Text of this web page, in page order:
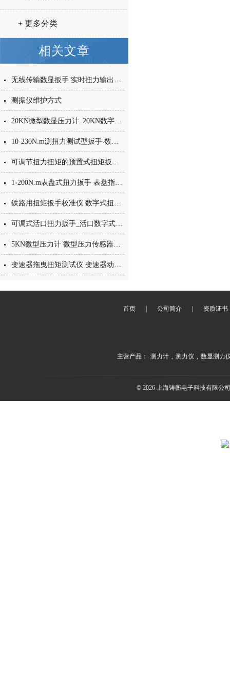
+ 更多分类
相关文章
无线传输数显扳手 实时扭力输出数显扭矩扳手 无线数显扭力扳手
测振仪维护方式
20KN微型数显压力计_20KN数字式微型拉力计_上海微型测力计价格
10-230N.m测扭力测试型扳手 数显扭矩扳手测试扭矩用
可调节扭力扭矩的预置式扭矩扳手厂家
1-200N.m表盘式扭力扳手 表盘指针扭力检测扳手 小型带表扭矩扳手
铁路用扭矩扳手校准仪 数字式扭矩扳手校准仪 检测扭矩扳手设备
可调式活口扭力扳手_活口数字式扭矩扳手厂家_电子数显扳手
5KN微型压力计 微型压力传感器测力计 微型电子式压力测试仪
变速器拖曳扭矩测试仪 变速器动态扭矩测试仪 输出扭力矩检测仪器价格
首页 公司简介 资质证书
主营产品： 测力计 , 测力仪 , 数显测力
© 2026 上海铸衡电子科技有限公